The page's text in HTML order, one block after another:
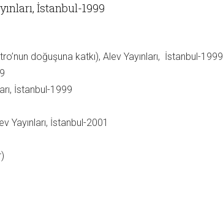
İstanbul-1999
doğuşuna katkı), Alev Yayınları, İstanbul-1999
İstanbul-1999
Yayınları, İstanbul-2001